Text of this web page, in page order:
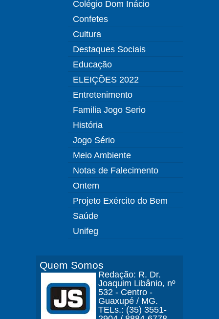
Colégio Dom Inácio
Confetes
Cultura
Destaques Sociais
Educação
ELEIÇÕES 2022
Entretenimento
Familia Jogo Serio
História
Jogo Sério
Meio Ambiente
Notas de Falecimento
Ontem
Projeto Exército do Bem
Saúde
Unifeg
Quem Somos
Redação: R. Dr.
Joaquim Libânio, nº
532 - Centro -
Guaxupé / MG.
TELs.: (35) 3551-